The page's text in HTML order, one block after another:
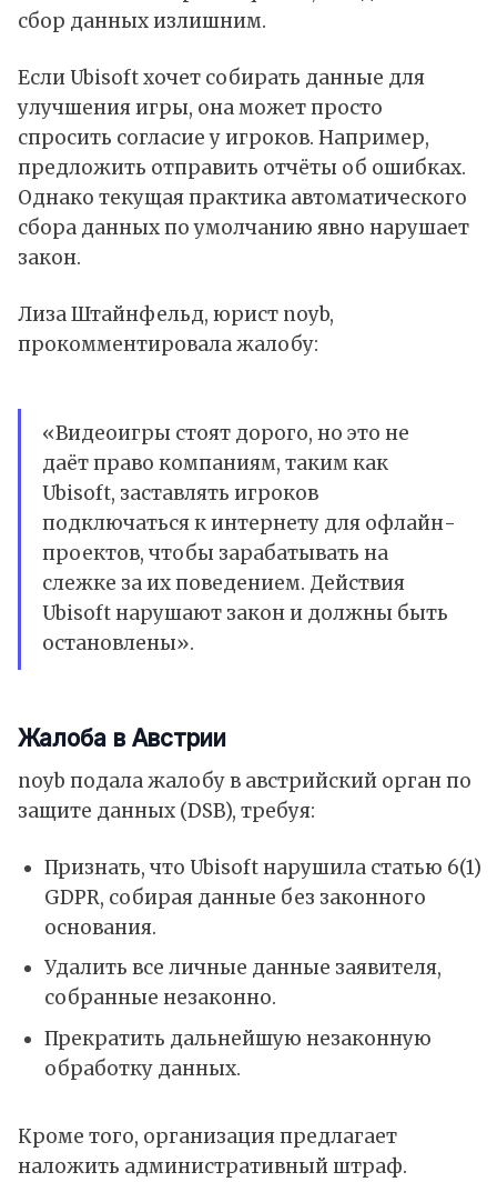
сбор данных излишним.
Если Ubisoft хочет собирать данные для
улучшения игры, она может просто
спросить согласие у игроков. Например,
предложить отправить отчёты об ошибках.
Однако текущая практика автоматического
сбора данных по умолчанию явно нарушает
закон.
Лиза Штайнфельд, юрист noyb,
прокомментировала жалобу:
«Видеоигры стоят дорого, но это не
даёт право компаниям, таким как
Ubisoft, заставлять игроков
подключаться к интернету для офлайн-
проектов, чтобы зарабатывать на
слежке за их поведением. Действия
Ubisoft нарушают закон и должны быть
остановлены».
Жалоба в Австрии
noyb подала жалобу в австрийский орган по
защите данных (DSB), требуя:
Признать, что Ubisoft нарушила статью 6(1)
GDPR, собирая данные без законного
основания.
Удалить все личные данные заявителя,
собранные незаконно.
Прекратить дальнейшую незаконную
обработку данных.
Кроме того, организация предлагает
наложить административный штраф.